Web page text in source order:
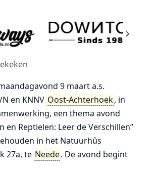
9 maart a.s.
en KNNV Oost-Achterhoek, in
een thema avond
en Reptielen: Leer de Verschillen”
in het Natuurhûs
27a, te Neede. De avond begint